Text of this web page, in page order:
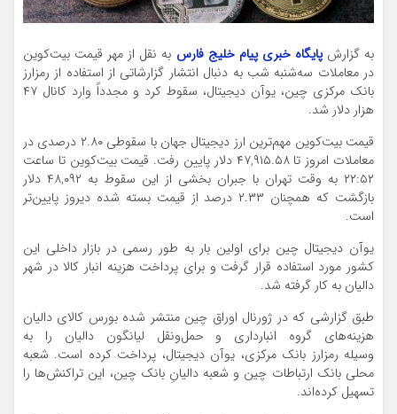
به گزارشپایگاه خبری پیام خلیج فارس به نقل از مهر قیمت بیت‌کوین
در معاملات سه‌شنبه شب به دنبال انتشار گزارشاتی از استفاده از رمزارز
بانک مرکزی چین، یوآن دیجیتال، سقوط کرد و مجدداً وارد کانال ۴۷
هزار دلار شد.
قیمت بیت‌کوین مهم‌ترین ارز دیجیتال جهان با سقوطی ۲.۸۰ درصدی در
معاملات امروز تا ۴۷,۹۱۵.۵۸ دلار پایین رفت. قیمت بیت‌کوین تا ساعت
۲۲:۵۲ به وقت تهران با جبران بخشی از این سقوط به ۴۸,۰۹۲ دلار
بازگشت که همچنان ۲.۳۳ درصد از قیمت بسته شده دیروز پایین‌تر
است.
یوآن دیجیتال چین برای اولین بار به طور رسمی در بازار داخلی این
کشور مورد استفاده قرار گرفت و برای پرداخت هزینه انبار کالا در شهر
دالیان به کار گرفته شد.
طبق گزارشی که در ژورنال اوراق چین منتشر شده بورس کالای دالیان
هزینه‌های گروه انبارداری و حمل‌ونقل لیانگون دالیان را به
وسیله رمزارز بانک مرکزی، یوآن دیجیتال، پرداخت کرده است. شعبه
محلی بانک ارتباطات چین و شعبه دالیانِ بانک چین، این تراکنش‌ها را
تسهیل کرده‌اند.